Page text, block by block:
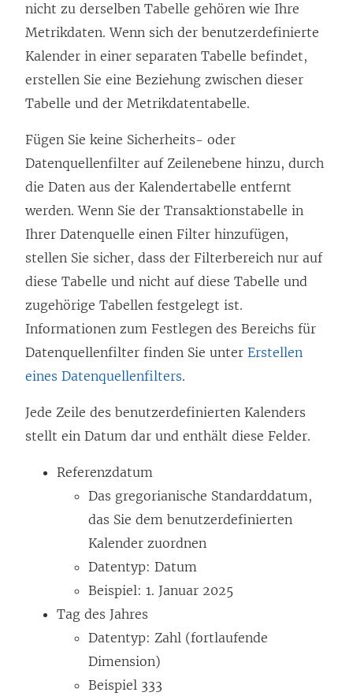
u
e
t
nicht zu derselben Tabelle gehören wie Ihre
Metrikdaten. Wenn sich der benutzerdefinierte
Kalender in einer separaten Tabelle befindet,
erstellen Sie eine Beziehung zwischen dieser
Tabelle und der Metrikdatentabelle.
Fügen Sie keine Sicherheits- oder
Datenquellenfilter auf Zeilenebene hinzu, durch
die Daten aus der Kalendertabelle entfernt
werden. Wenn Sie der Transaktionstabelle in
Ihrer Datenquelle einen Filter hinzufügen,
stellen Sie sicher, dass der Filterbereich nur auf
diese Tabelle und nicht auf diese Tabelle und
zugehörige Tabellen festgelegt ist.
Informationen zum Festlegen des Bereichs für
Datenquellenfilter finden Sie unter Erstellen
eines Datenquellenfilters.
Jede Zeile des benutzerdefinierten Kalenders
stellt ein Datum dar und enthält diese Felder.
Referenzdatum
Das gregorianische Standarddatum,
das Sie dem benutzerdefinierten
Kalender zuordnen
Datentyp: Datum
Beispiel: 1. Januar 2025
Tag des Jahres
Datentyp: Zahl (fortlaufende
Dimension)
Beispiel 333